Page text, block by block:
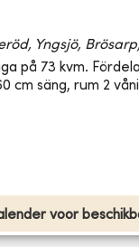
Yngsjö,
på 73 kvm.
cm säng, rum 2
voor